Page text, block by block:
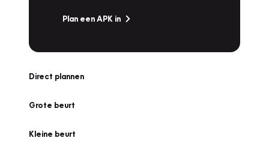
Plan een APK in
Direct plannen
Grote beurt
Kleine beurt